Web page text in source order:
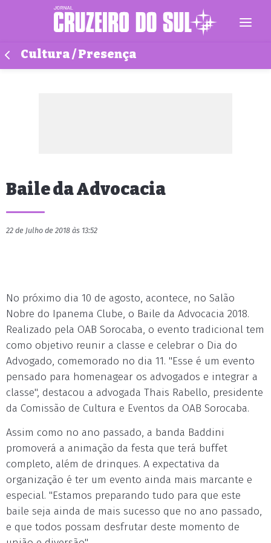
Cultura / Presença
Baile da Advocacia
22 de Julho de 2018 às 13:52
No próximo dia 10 de agosto, acontece, no Salão
Nobre do Ipanema Clube, o Baile da Advocacia 2018.
Realizado pela OAB Sorocaba, o evento tradicional tem
como objetivo reunir a classe e celebrar o Dia do
Advogado, comemorado no dia 11. "Esse é um evento
pensado para homenagear os advogados e integrar a
classe", destacou a advogada Thais Rabello, presidente
da Comissão de Cultura e Eventos da OAB Sorocaba.
Assim como no ano passado, a banda Baddini
promoverá a animação da festa que terá buffet
completo, além de drinques. A expectativa da
organização é ter um evento ainda mais marcante e
especial. "Estamos preparando tudo para que este
baile seja ainda de mais sucesso que no ano passado,
e que todos possam desfrutar deste momento de